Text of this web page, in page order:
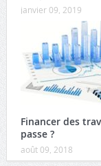
janvier 09, 2019
Financer des
passe ?
août 09, 2018